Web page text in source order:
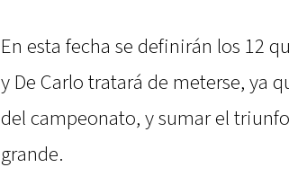
En esta fecha se definirán los 12
y De Carlo tratará de meterse, ya
del campeonato, y sumar el
grande.